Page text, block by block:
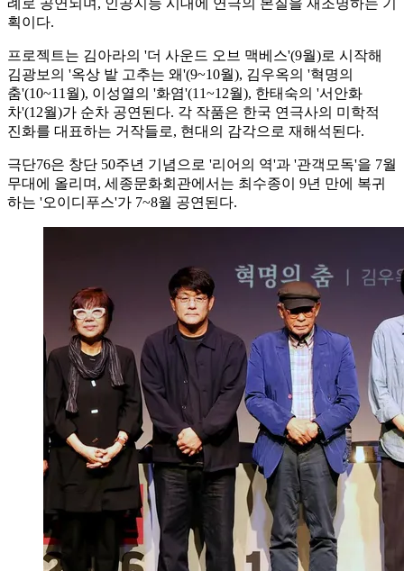
획이다.
프로젝트는 김아라의 '더 사운드 오브 맥베스'(9월)로 시작해
김광보의 '옥상 밭 고추는 왜'(9~10월), 김우옥의 '혁명의
춤'(10~11월), 이성열의 '화염'(11~12월), 한태숙의 '서안화
차'(12월)가 순차 공연된다. 각 작품은 한국 연극사의 미학적
진화를 대표하는 거작들로, 현대의 감각으로 재해석된다.
극단76은 창단 50주년 기념으로 '리어의 역'과 '관객모독'을 7월
무대에 올리며, 세종문화회관에서는 최수종이 9년 만에 복귀
하는 '오이디푸스'가 7~8월 공연된다.